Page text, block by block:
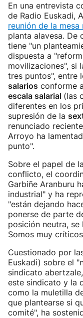
En una entrevista
de Radio Euskadi,
reunión de la mesa
planta alavesa. De
tiene "un
dispuesta a
movilizaciones", si
tres puntos", entre
salarios conforme
escala salarial (las
diferentes en los
supresión de la
renunciado
Arroyo ha
punto".
Sobre el papel de
conflicto, el
Garbiñe Aranburu
industrial" y ha
"están dejando
ponerse de parte
posición neutra,
Somos muy
Cuestionado por
Euskadi) sobre el
sindicato
este sindicato y la
como la muletilla
que plantearse si
comité", ha